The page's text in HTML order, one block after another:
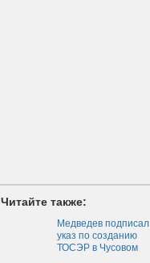
Читайте также:
Медведев подписал
указ по созданию
ТОСЭР в Чусовом